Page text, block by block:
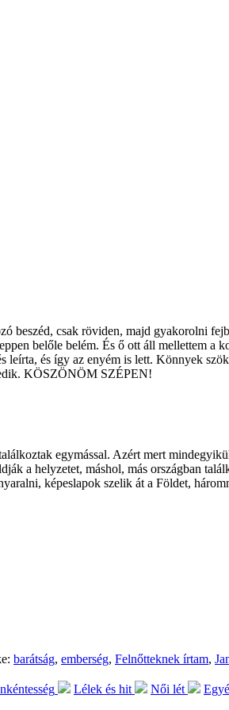
beszéd, csak röviden, majd gyakorolni
belőle belém. És ő ott áll mellettem a
és így az enyém is lett. Könnyek
KÖSZÖNÖM SZÉPEN!
egymással. Azért mert
a helyzetet, máshol, más országban
képeslapok szelik át a Földet,
barátság, emberség, Felnőtteknek írtam,
Lélek és hit Női lét